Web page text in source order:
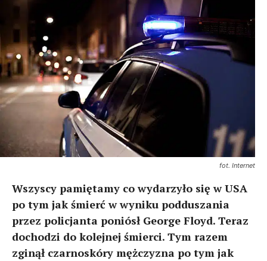
fot. Internet
Wszyscy pamiętamy co wydarzyło się w USA
po tym jak śmierć w wyniku podduszania
przez policjanta poniósł George Floyd. Teraz
dochodzi do kolejnej śmierci. Tym razem
zginął czarnoskóry mężczyzna po tym jak